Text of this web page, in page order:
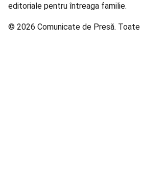
editoriale pentru întreaga familie.
© 2026 Comunicate de Presă.